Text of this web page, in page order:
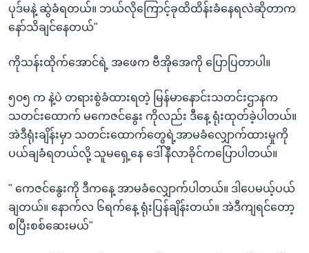
ပုဒ်မနဲ့ ဆွဲခံရတယ်။ ဘယ်လိုကြောင့်ခုထိထိန်းခံနေရလဲဆိုတာက
နော်သိချင်နေတယ်"
ကိုသန်းထိုက်အောင်ရဲ့ အဖေက ဗီအိုအေကို ပြောပြတာပါ။
၅၀၅ က နဲ့ပဲ တရားစွဲခံထားရတဲ့ မြန်မာနောင်းသတင်းဌာနက
သတင်းထောက် မကေဇင်နွေး ကိုလည်း ဒီနေ့ ရုံးထုတ်ခဲ့ပါတယ်။
အဲဒီရုံးချိန်းမှာ သတင်းထောက်တွေရဲ့အာမခံလျှောက်ထားမှုကို
ပယ်ချခံရတယ်လို့ သူမရှေ့နေ ဒေါ်နီလာခိုင်ကပြောပါတယ်။
" ကေဇင်နွေးကို ဒီကနေ့ အာမခံလျှောက်ပါတယ်။ ဒါပေမယ့်ပယ်
ချတယ်။ နောက်လ ၆ရက်နေ့ ရုံးပြန်ချိန်းတယ်။ အဲဒီကျရင်တော့
စပြီးစစ်ဆေးမယ်"